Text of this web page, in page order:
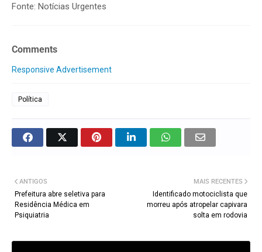
Fonte: Notícias Urgentes
Comments
Responsive Advertisement
Política
MAIS RECENTES
Identificado motociclista que
morreu após atropelar capivara
solta em rodovia
ANTIGOS
Prefeitura abre seletiva para
Residência Médica em
Psiquiatria